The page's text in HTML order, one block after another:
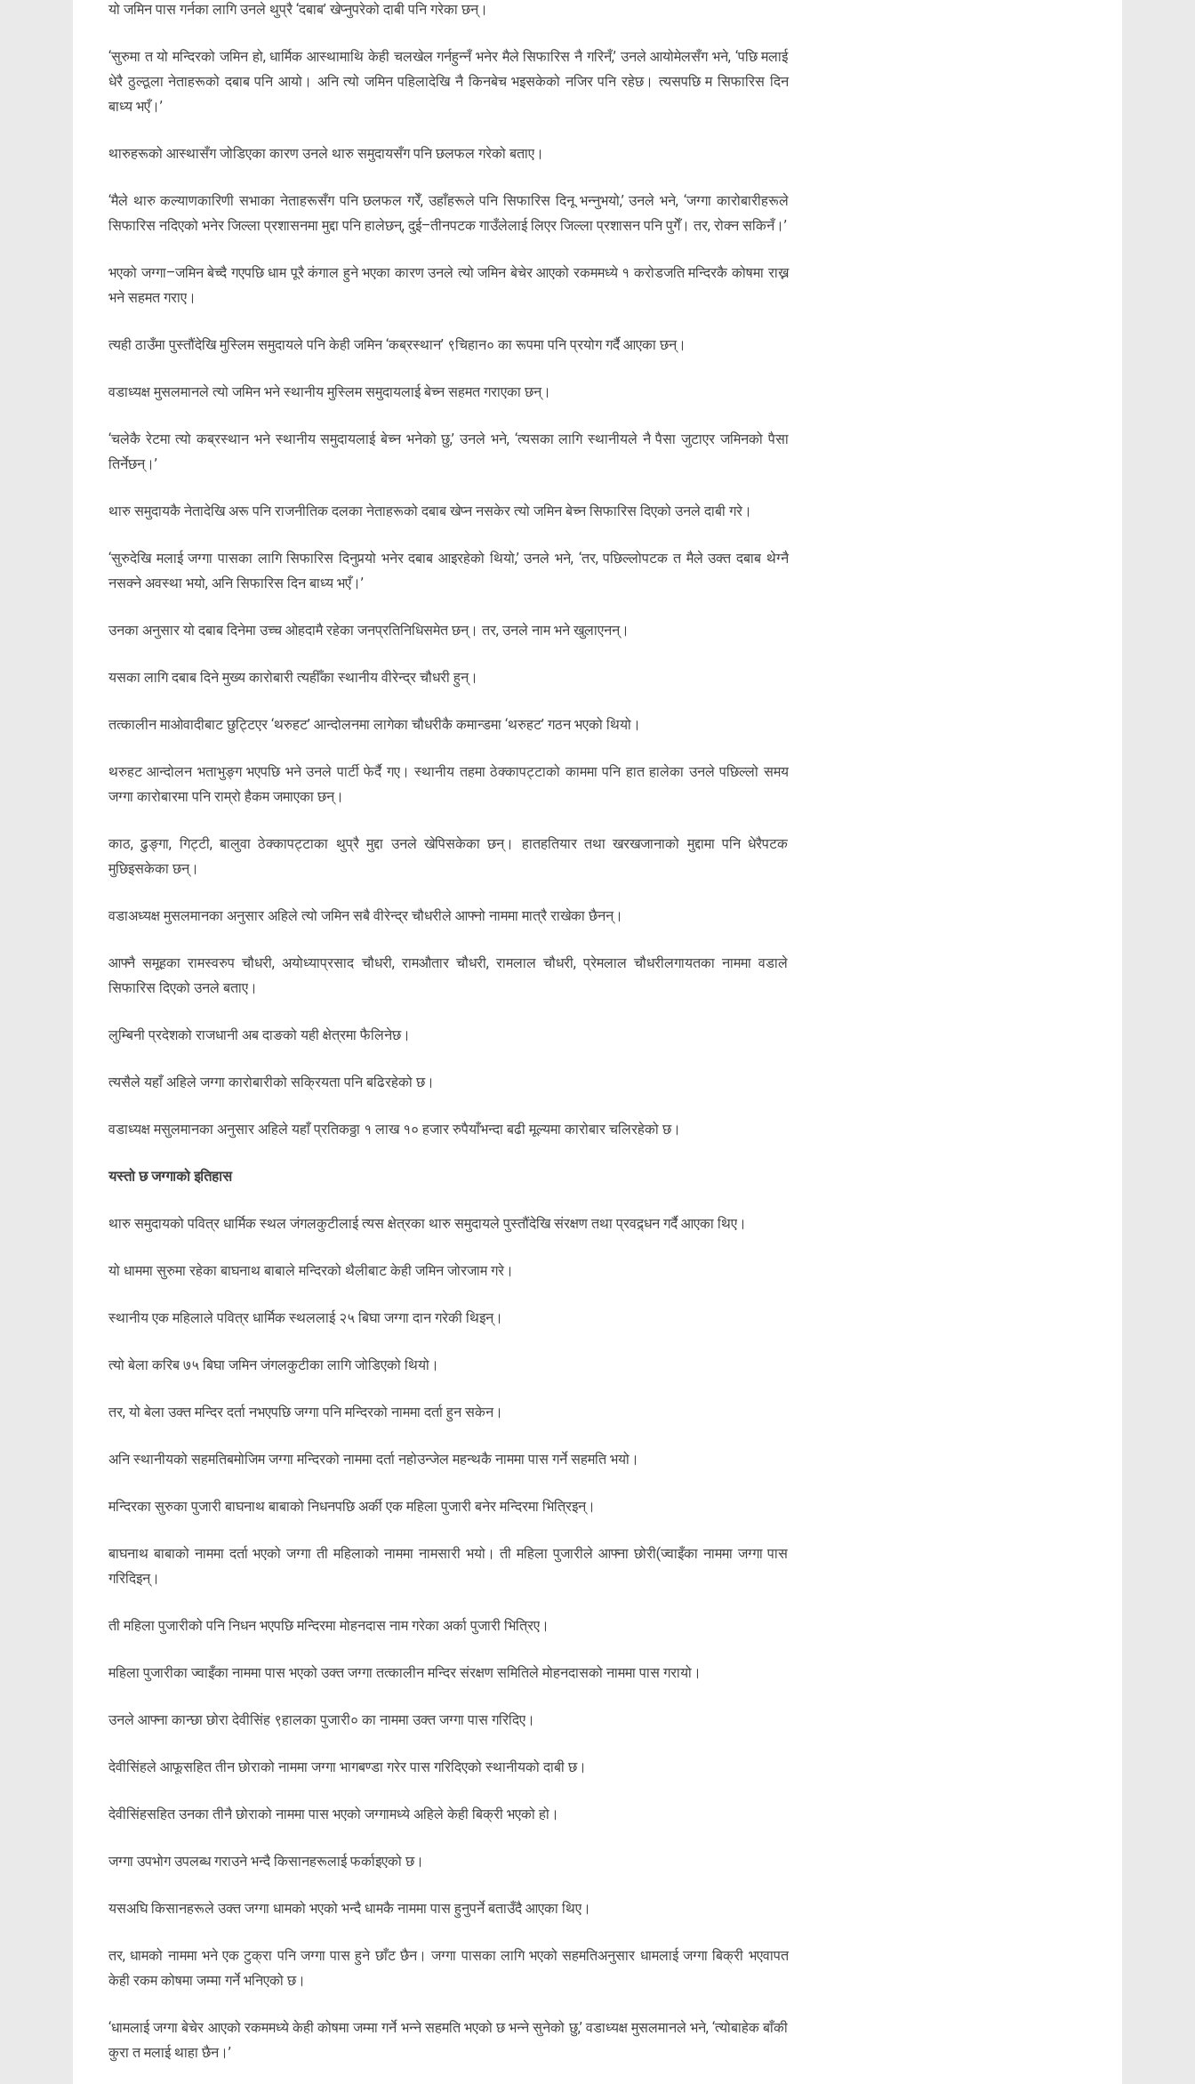
यो जमिन पास गर्नका लागि उनले थुप्रै ‘दबाब’ खेप्नुपरेको दाबी पनि गरेका छन्।
‘सुरुमा त यो मन्दिरको जमिन हो, धार्मिक आस्थामाथि केही चलखेल गर्नहुन्नँ भनेर मैले सिफारिस नै गरिनँ,’ उनले आयोमेलसँग भने, ‘पछि मलाई
धेरै ठुल्ठूला नेताहरूको दबाब पनि आयो। अनि त्यो जमिन पहिलादेखि नै किनबेच भइसकेको नजिर पनि रहेछ। त्यसपछि म सिफारिस दिन
बाध्य भएँ।’
थारुहरूको आस्थासँग जोडिएका कारण उनले थारु समुदायसँग पनि छलफल गरेको बताए।
‘मैले थारु कल्याणकारिणी सभाका नेताहरूसँग पनि छलफल गरेँ, उहाँहरूले पनि सिफारिस दिनू भन्नुभयो,’ उनले भने, ‘जग्गा कारोबारीहरूले
सिफारिस नदिएको भनेर जिल्ला प्रशासनमा मुद्दा पनि हालेछन्, दुई–तीनपटक गाउँलेलाई लिएर जिल्ला प्रशासन पनि पुगेँ। तर, रोक्न सकिनँ।’
भएको जग्गा–जमिन बेच्दै गएपछि धाम पूरै कंगाल हुने भएका कारण उनले त्यो जमिन बेचेर आएको रकममध्ये १ करोडजति मन्दिरकै कोषमा राख्न
भने सहमत गराए।
त्यही ठाउँमा पुस्तौंदेखि मुस्लिम समुदायले पनि केही जमिन ‘कब्रस्थान’ ९चिहान० का रूपमा पनि प्रयोग गर्दै आएका छन्।
वडाध्यक्ष मुसलमानले त्यो जमिन भने स्थानीय मुस्लिम समुदायलाई बेच्न सहमत गराएका छन्।
‘चलेकै रेटमा त्यो कब्रस्थान भने स्थानीय समुदायलाई बेच्न भनेको छु,’ उनले भने, ‘त्यसका लागि स्थानीयले नै पैसा जुटाएर जमिनको पैसा
तिर्नेछन्।’
थारु समुदायकै नेतादेखि अरू पनि राजनीतिक दलका नेताहरूको दबाब खेप्न नसकेर त्यो जमिन बेच्न सिफारिस दिएको उनले दाबी गरे।
‘सुरुदेखि मलाई जग्गा पासका लागि सिफारिस दिनुपर्‍यो भनेर दबाब आइरहेको थियो,’ उनले भने, ‘तर, पछिल्लोपटक त मैले उक्त दबाब थेग्नै
नसक्ने अवस्था भयो, अनि सिफारिस दिन बाध्य भएँ।’
उनका अनुसार यो दबाब दिनेमा उच्च ओहदामै रहेका जनप्रतिनिधिसमेत छन्। तर, उनले नाम भने खुलाएनन्।
यसका लागि दबाब दिने मुख्य कारोबारी त्यहीँका स्थानीय वीरेन्द्र चौधरी हुन्।
तत्कालीन माओवादीबाट छुट्टिएर ‘थरुहट’ आन्दोलनमा लागेका चौधरीकै कमान्डमा ‘थरुहट’ गठन भएको थियो।
थरुहट आन्दोलन भताभुङ्ग भएपछि भने उनले पार्टी फेर्दै गए। स्थानीय तहमा ठेक्कापट्टाको काममा पनि हात हालेका उनले पछिल्लो समय
जग्गा कारोबारमा पनि राम्रो हैकम जमाएका छन्।
काठ, ढुङ्गा, गिट्टी, बालुवा ठेक्कापट्टाका थुप्रै मुद्दा उनले खेपिसकेका छन्। हातहतियार तथा खरखजानाको मुद्दामा पनि धेरैपटक
मुछिइसकेका छन्।
वडाअध्यक्ष मुसलमानका अनुसार अहिले त्यो जमिन सबै वीरेन्द्र चौधरीले आफ्नो नाममा मात्रै राखेका छैनन्।
आफ्नै समूहका रामस्वरुप चौधरी, अयोध्याप्रसाद चौधरी, रामऔतार चौधरी, रामलाल चौधरी, प्रेमलाल चौधरीलगायतका नाममा वडाले
सिफारिस दिएको उनले बताए।
लुम्बिनी प्रदेशको राजधानी अब दाङको यही क्षेत्रमा फैलिनेछ।
त्यसैले यहाँ अहिले जग्गा कारोबारीको सक्रियता पनि बढिरहेको छ।
वडाध्यक्ष मसुलमानका अनुसार अहिले यहाँ प्रतिकठ्ठा १ लाख १० हजार रुपैयाँभन्दा बढी मूल्यमा कारोबार चलिरहेको छ।
यस्तो छ जग्गाको इतिहास
थारु समुदायको पवित्र धार्मिक स्थल जंगलकुटीलाई त्यस क्षेत्रका थारु समुदायले पुस्तौंदेखि संरक्षण तथा प्रवद्र्धन गर्दै आएका थिए।
यो धाममा सुरुमा रहेका बाघनाथ बाबाले मन्दिरको थैलीबाट केही जमिन जोरजाम गरे।
स्थानीय एक महिलाले पवित्र धार्मिक स्थललाई २५ बिघा जग्गा दान गरेकी थिइन्।
त्यो बेला करिब ७५ बिघा जमिन जंगलकुटीका लागि जोडिएको थियो।
तर, यो बेला उक्त मन्दिर दर्ता नभएपछि जग्गा पनि मन्दिरको नाममा दर्ता हुन सकेन।
अनि स्थानीयको सहमतिबमोजिम जग्गा मन्दिरको नाममा दर्ता नहोउन्जेल महन्थकै नाममा पास गर्ने सहमति भयो।
मन्दिरका सुरुका पुजारी बाघनाथ बाबाको निधनपछि अर्की एक महिला पुजारी बनेर मन्दिरमा भित्रिइन्।
बाघनाथ बाबाको नाममा दर्ता भएको जग्गा ती महिलाको नाममा नामसारी भयो। ती महिला पुजारीले आफ्ना छोरी(ज्वाइँका नाममा जग्गा पास
गरिदिइन्।
ती महिला पुजारीको पनि निधन भएपछि मन्दिरमा मोहनदास नाम गरेका अर्का पुजारी भित्रिए।
महिला पुजारीका ज्वाइँका नाममा पास भएको उक्त जग्गा तत्कालीन मन्दिर संरक्षण समितिले मोहनदासको नाममा पास गरायो।
उनले आफ्ना कान्छा छोरा देवीसिंह ९हालका पुजारी० का नाममा उक्त जग्गा पास गरिदिए।
देवीसिंहले आफूसहित तीन छोराको नाममा जग्गा भागबण्डा गरेर पास गरिदिएको स्थानीयको दाबी छ।
देवीसिंहसहित उनका तीनै छोराको नाममा पास भएको जग्गामध्ये अहिले केही बिक्री भएको हो।
जग्गा उपभोग उपलब्ध गराउने भन्दै किसानहरूलाई फर्काइएको छ।
यसअघि किसानहरूले उक्त जग्गा धामको भएको भन्दै धामकै नाममा पास हुनुपर्ने बताउँदै आएका थिए।
तर, धामको नाममा भने एक टुक्रा पनि जग्गा पास हुने छाँट छैन। जग्गा पासका लागि भएको सहमतिअनुसार धामलाई जग्गा बिक्री भएवापत
केही रकम कोषमा जम्मा गर्ने भनिएको छ।
‘धामलाई जग्गा बेचेर आएको रकममध्ये केही कोषमा जम्मा गर्ने भन्ने सहमति भएको छ भन्ने सुनेको छु,’ वडाध्यक्ष मुसलमानले भने, ‘त्योबाहेक बाँकी
कुरा त मलाई थाहा छैन।’